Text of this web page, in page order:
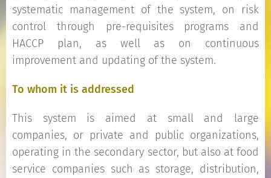
systematic management of the system, on risk
control through pre-requisites programs and
HACCP plan, as well as on continuous
improvement and updating of the system.
Το whom it is addressed
This system is aimed at small and large
companies, or private and public organizations,
operating in the secondary sector, but also at food
service companies such as storage, distribution,